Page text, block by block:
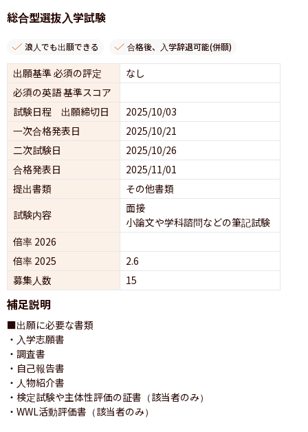
総合型選抜入学試験
浪人でも出願できる 合格後、入学辞退可能(併願)
出願基準 必須の評定
なし
必須の英語 基準スコア
試験日程 出願締切日
2025/10/03
一次合格発表日
2025/10/21
二次試験日
2025/10/26
合格発表日
2025/11/01
提出書類
その他書類
試験内容
面接
小論文や学科諮問などの筆記試験
倍率 2026
倍率 2025
2.6
募集人数
15
補足説明
■出願に必要な書類
・入学志願書
・調査書
・自己報告書
・人物紹介書
・検定試験や主体性評価の証書（該当者のみ）
・WWL活動評価書（該当者のみ）